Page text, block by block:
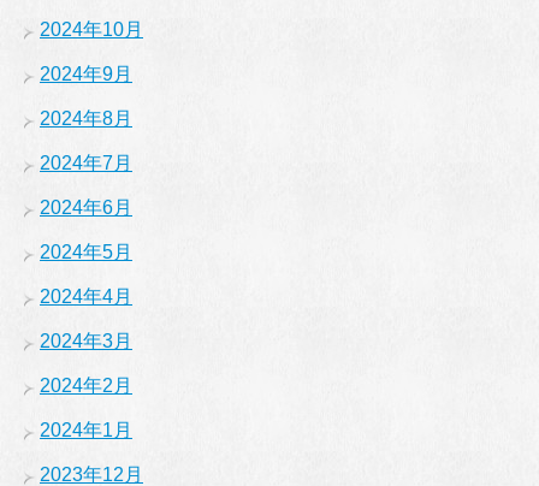
2024年10月
2024年9月
2024年8月
2024年7月
2024年6月
2024年5月
2024年4月
2024年3月
2024年2月
2024年1月
2023年12月